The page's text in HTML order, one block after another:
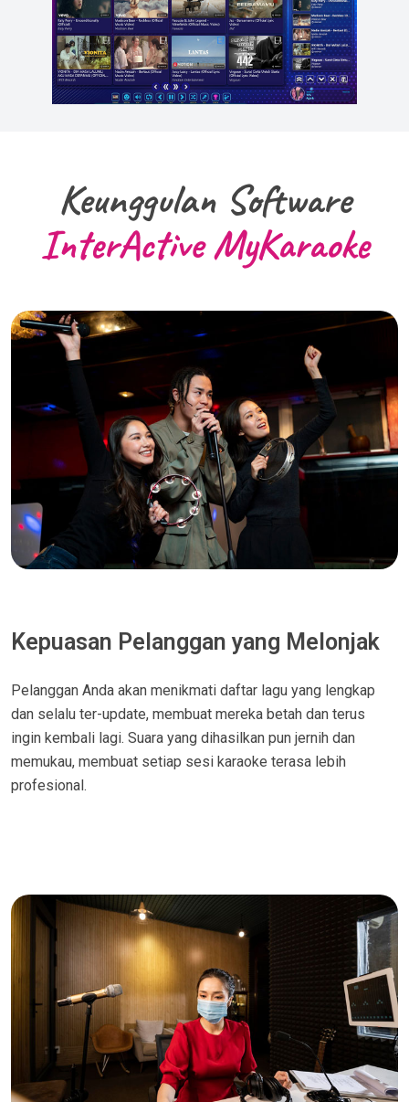
Keunggulan Software
InterActive MyKaraoke
Kepuasan Pelanggan yang Melonjak
Pelanggan Anda akan menikmati daftar lagu yang lengkap
dan selalu ter-update, membuat mereka betah dan terus
ingin kembali lagi. Suara yang dihasilkan pun jernih dan
memukau, membuat setiap sesi karaoke terasa lebih
profesional.